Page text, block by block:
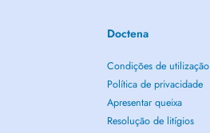
Doctena
Condições de utilização
Política de privacidade
Apresentar queixa
Resolução de litígios